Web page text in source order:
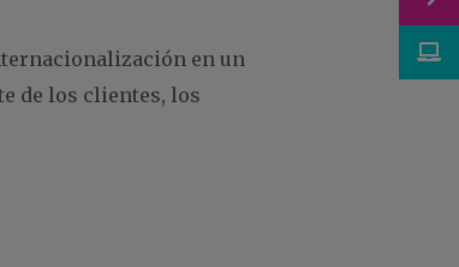
en un
de los clientes, los